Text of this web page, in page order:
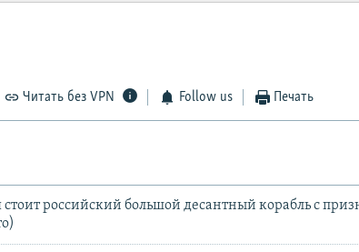
Читать без VPN Follow us Печать
стоит российский большой десантный корабль с